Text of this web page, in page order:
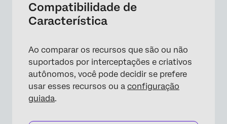
Compatibilidade de
Característica
Ao comparar os recursos que são ou não
suportados por interceptações e criativos
autônomos, você pode decidir se prefere
usar esses recursos ou a configuração
guiada.